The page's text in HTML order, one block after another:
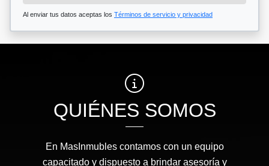
Al enviar tus datos aceptas los Términos de servicio y privacidad
QUIÉNES SOMOS
En MasInmubles contamos con un equipo
capacitado y dispuesto a brindar asesoría y